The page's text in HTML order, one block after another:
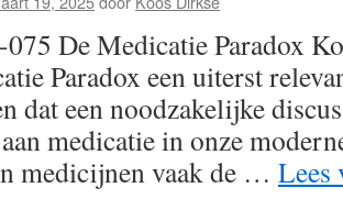
De Medicatie Paradox
Paradox een uiterst
dat een noodzakelijke
medicatie in onze
medicijnen vaak de … Lees